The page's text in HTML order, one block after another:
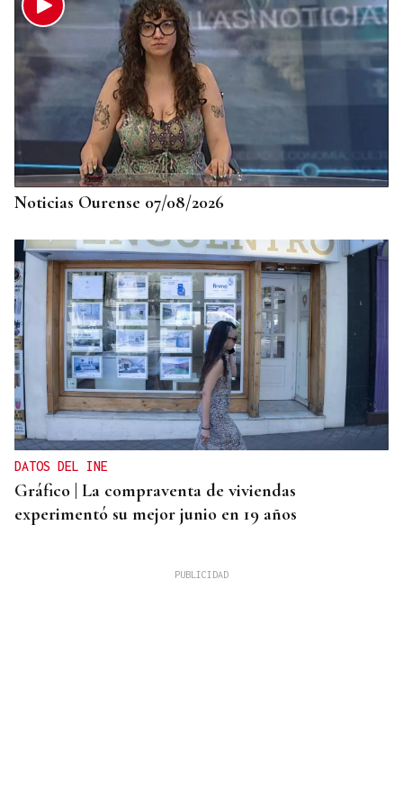
Noticias Ourense 07/08/2026
DATOS DEL INE
Gráfico | La compraventa de viviendas
experimentó su mejor junio en 19 años